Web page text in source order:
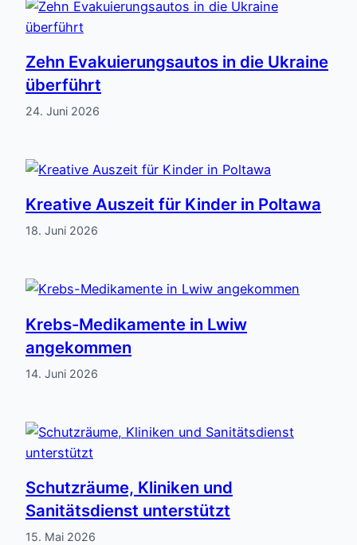
Zehn Evakuierungsautos in die Ukraine
überführt
24. Juni 2026
Kreative Auszeit für Kinder in Poltawa
18. Juni 2026
Krebs-Medikamente in Lwiw
angekommen
14. Juni 2026
Schutzräume, Kliniken und
Sanitätsdienst unterstützt
15. Mai 2026